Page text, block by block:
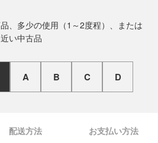
、多少の使用（1～2度程）、または
い中古品
A B C D
配送方法 お支払い方法